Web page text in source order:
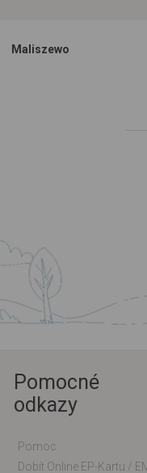
Maliszewo
Pomocné
odkazy
Pomoc